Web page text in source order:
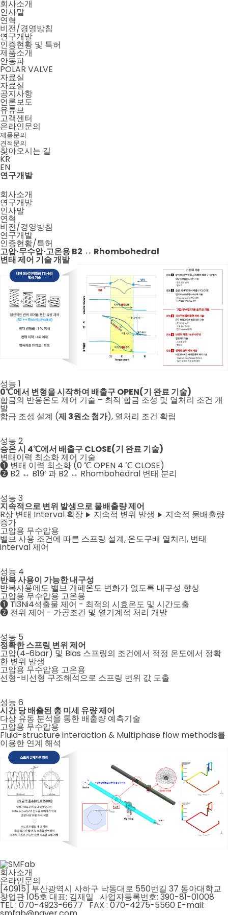
회사소개
인사말
연혁
비전/경영방침
연구개발
인증현황 및 특허
제품소개
안동파
POLAR VALVE
자료실
자료실
공지사항
언론보도
유튜브
고객센터
온라인문의
제품문의
견적문의
찾아오시는 길
KR
EN
메뉴 닫기
메뉴 열기
연구개발
회사소개
연구개발
인사말
연혁
비전/경영방침
연구개발
인증현황/특허
고압·무수압·고온용B2 ↔ Rhombohedral
변태 제어 기술 개발
성능 1
0℃에서 변형을 시작하여 배출구 OPEN(기 완료 기술)
합금의 반응온도 제어 기술 – 최적 합금 조성 및 열처리 조건 개
발
합금 조성 설계 (제 3원소 첨가), 열처리 조건 확립
성능 2
승온 시 4℃에서 배출구 CLOSE(기 완료 기술)
변태이력 최소화 제어 기술
❶ 변태 이력 최소화 (0 ℃ OPEN 4 ℃ CLOSE)
❷ B2 ↔ B19’ 과 B2 ↔ Rhombohedral 변태 분리
성능 3
지속적으로 변위 발생으로 물배출량 제어
R상 변태 Interval 확장 ▶ 지속적 변위 발생 ▶ 지속적 물배출량
증가
고압용 무수압용
밸브 사용 조건에 따른 스프링 설계, 온도구배 열처리, 변태
interval 제어
성능 4
반복 사용이 가능한 내구성
반복사용에도 밸브 개폐온도 변화가 없도록 내구성 향상
고압용 무수압용 고온용
❶ Ti3Ni4석출물 제어 - 최적의 시효온도 및 시간도출
❷ 전위 제어 - 가공조건 및 열기계적 처리 개발
성능 5
정확한 스프링 변위 제어
고압(4~6bar) 및 Bias 스프링의 조건에서 적정 온도에서 정확
한 변위 발생
고압용 무수압용 고온용
선형-비선형 구조해석으로 스프링 변위 값 도출
성능 6
시간 당 배출된 총 미세 유량 제어
다상 유동 분석을 통한 배출량 예측기술
고압용 무수압용
Fluid-structure interaction & Multiphase flow methods를
이용한 연계 해석
회사소개
온라인문의
[40915] 부산광역시 사하구 낙동대로 550번길 37 동아대학교
창업관 105호 대표: 김재일 사업자등록번호: 390-81-01008
TEL : 070-4923-6677 FAX : 070-4275-5560 E-mail: